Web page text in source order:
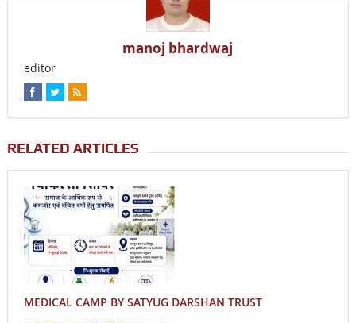
manoj bhardwaj
editor
RELATED ARTICLES
MEDICAL CAMP BY SATYUG DARSHAN TRUST